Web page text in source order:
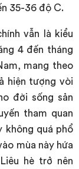
35-36 độ C.
vẫn là kiểu
4 đến tháng
mang theo
hiện tượng vòi
đời sống sản
tham quan
không quá phổ
mùa này hứa
hè trở nên